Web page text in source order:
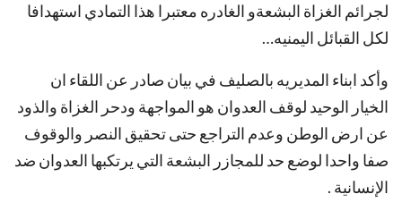
لجرائم الغزاة البشعةو الغادره معتبرا هذا التمادي استهدافا
لكل القبائل اليمنيه…
وأكد ابناء المديريه بالصليف في بيان صادر عن اللقاء ان
الخيار الوحيد لوقف العدوان هو المواجهة ودحر الغزاة والذود
عن ارض الوطن وعدم التراجع حتى تحقيق النصر والوقوف
صفا واحدا لوضع حد للمجازر البشعة التي يرتكبها العدوان ضد
الإنسانية .